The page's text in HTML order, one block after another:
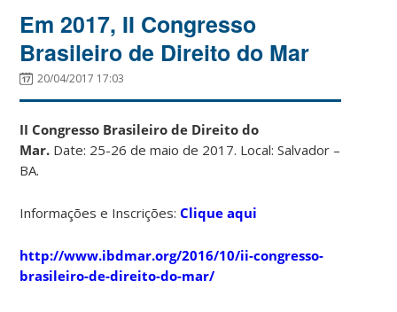
Em 2017, II Congresso
Brasileiro de Direito do Mar
20/04/2017 17:03
II Congresso Brasileiro de Direito do
Mar. Date: 25-26 de maio de 2017. Local: Salvador –
BA.
Informações e Inscrições:Clique aqui
http://www.ibdmar.org/2016/10/ii-congresso-
brasileiro-de-direito-do-mar/